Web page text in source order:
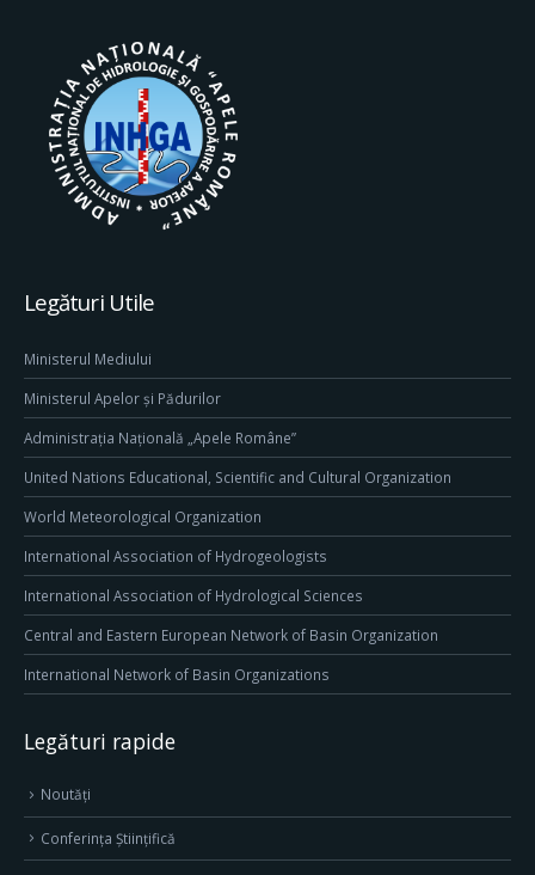
Legături Utile
Ministerul Mediului
Ministerul Apelor și Pădurilor
Administrația Națională „Apele Române”
United Nations Educational, Scientific and Cultural Organization
World Meteorological Organization
International Association of Hydrogeologists
International Association of Hydrological Sciences
Central and Eastern European Network of Basin Organization
International Network of Basin Organizations
Legături rapide
Noutăți
Conferința Științifică